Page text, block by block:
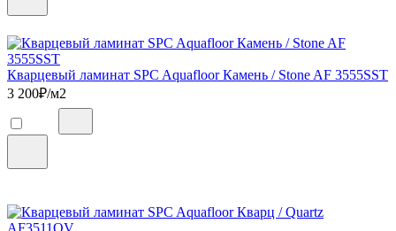
Кварцевый ламинат SPC Aquafloor Камень / Stone AF 3555SST
3 200₽/м2